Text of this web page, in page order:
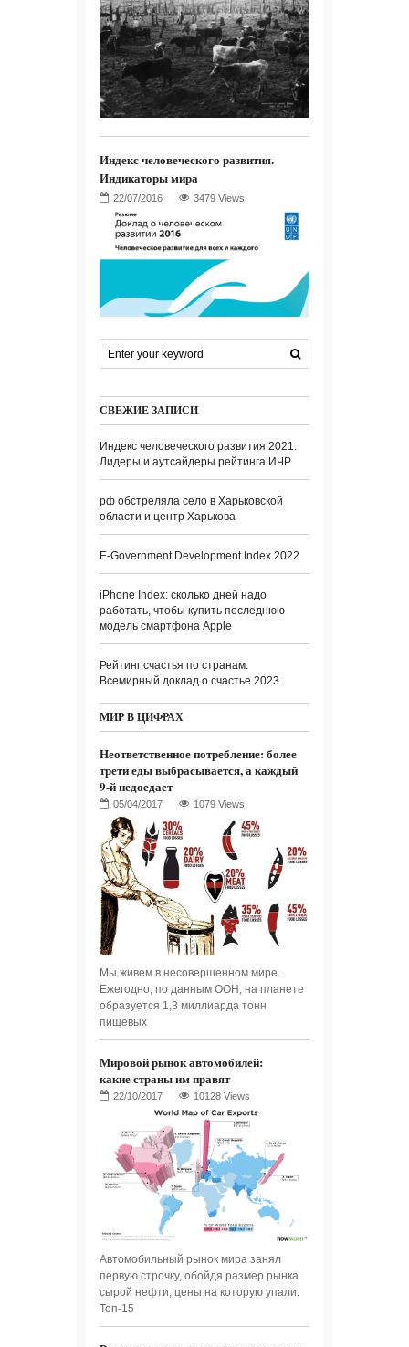
Индекс человеческого развития.
Индикаторы мира
3479 Views
СВЕЖИЕ ЗАПИСИ
Индекс человеческого развития 2021.
Лидеры и аутсайдеры рейтинга ИЧР
рф обстреляла село в Харьковской
области и центр Харькова
E-Government Development Index 2022
iPhone Index: сколько дней надо
работать, чтобы купить последнюю
модель смартфона Apple
Рейтинг счастья по странам.
Всемирный доклад о счастье 2023
МИР В ЦИФРАХ
Неответственное потребление: более
трети еды выбрасывается, а каждый
9-й недоедает
1079 Views
Мы живем в несовершенном мире.
Ежегодно, по данным ООН, на планете
образуется 1,3 миллиарда тонн
пищевых
Мировой рынок автомобилей:
какие страны им правят
10128 Views
Автомобильный рынок мира занял
первую строчку, обойдя размер рынка
сырой нефти, цены на которую упали.
Топ-15